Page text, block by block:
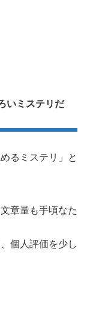
いミステリだ
るミステリ」と
章量も手頃なた
個人評価を少し